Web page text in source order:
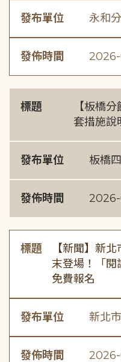
發布單位 永和
發佈時間
標題
【板橋
套措施說
發布單位 板橋
發佈時間
標題
【新聞】新
末登場！「閱
免費報名
發布單位 新北
發佈時間